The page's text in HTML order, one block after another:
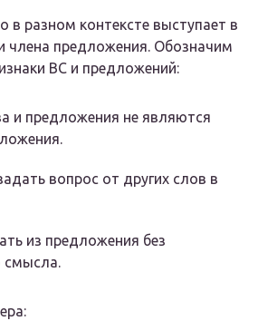
в разном контексте выступает в
члена предложения. Обозначим
ВС и предложений:
и предложения не являются
вопрос от других слов в
из предложения без
смысла.